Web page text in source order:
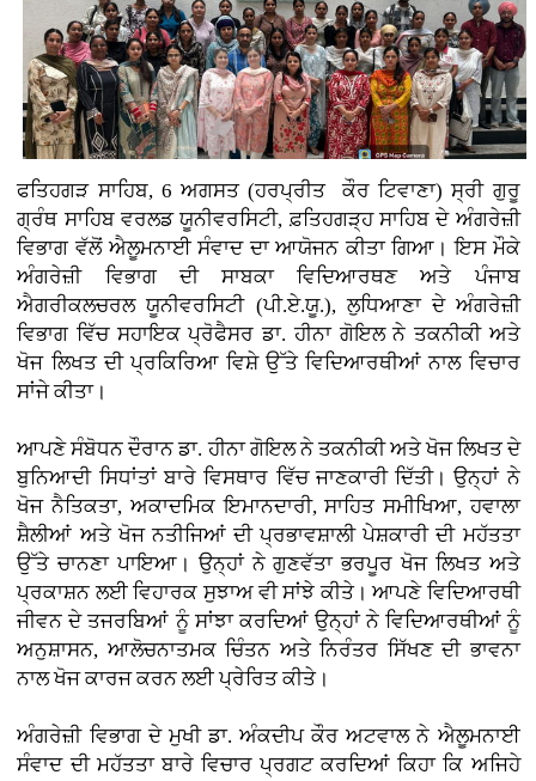
ਫਤਿਹਗੜ ਸਾਹਿਬ, 6 ਅਗਸਤ (ਹਰਪ੍ਰੀਤ ਕੌਰ ਟਿਵਾਣਾ)ਸ੍ਰੀ ਗੁਰੂ
ਗ੍ਰੰਥ ਸਾਹਿਬ ਵਰਲਡ ਯੂਨੀਵਰਸਿਟੀ, ਫ਼ਤਿਹਗੜ੍ਹ ਸਾਹਿਬ ਦੇ ਅੰਗਰੇਜ਼ੀ
ਵਿਭਾਗ ਵੱਲੋਂ ਐਲੂਮਨਾਈ ਸੰਵਾਦ ਦਾ ਆਯੋਜਨ ਕੀਤਾ ਗਿਆ। ਇਸ ਮੌਕੇ
ਅੰਗਰੇਜ਼ੀ ਵਿਭਾਗ ਦੀ ਸਾਬਕਾ ਵਿਦਿਆਰਥਣ ਅਤੇ ਪੰਜਾਬ
ਐਗਰੀਕਲਚਰਲ ਯੂਨੀਵਰਸਿਟੀ (ਪੀ.ਏ.ਯੂ.), ਲੁਧਿਆਣਾ ਦੇ ਅੰਗਰੇਜ਼ੀ
ਵਿਭਾਗ ਵਿੱਚ ਸਹਾਇਕ ਪ੍ਰੋਫੈਸਰ ਡਾ. ਹੀਨਾ ਗੋਇਲ ਨੇ ਤਕਨੀਕੀ ਅਤੇ
ਖੋਜ ਲਿਖਤ ਦੀ ਪ੍ਰਕਿਰਿਆ ਵਿਸ਼ੇ ਉੱਤੇ ਵਿਦਿਆਰਥੀਆਂ ਨਾਲ ਵਿਚਾਰ
ਸਾਂਜੇ ਕੀਤਾ।
ਆਪਣੇ ਸੰਬੋਧਨ ਦੌਰਾਨ ਡਾ. ਹੀਨਾ ਗੋਇਲ ਨੇ ਤਕਨੀਕੀ ਅਤੇ ਖੋਜ ਲਿਖਤ ਦੇ
ਬੁਨਿਆਦੀ ਸਿਧਾਂਤਾਂ ਬਾਰੇ ਵਿਸਥਾਰ ਵਿੱਚ ਜਾਣਕਾਰੀ ਦਿੱਤੀ। ਉਨ੍ਹਾਂ ਨੇ
ਖੋਜ ਨੈਤਿਕਤਾ, ਅਕਾਦਮਿਕ ਇਮਾਨਦਾਰੀ, ਸਾਹਿਤ ਸਮੀਖਿਆ, ਹਵਾਲਾ
ਸ਼ੈਲੀਆਂ ਅਤੇ ਖੋਜ ਨਤੀਜਿਆਂ ਦੀ ਪ੍ਰਭਾਵਸ਼ਾਲੀ ਪੇਸ਼ਕਾਰੀ ਦੀ ਮਹੱਤਤਾ
ਉੱਤੇ ਚਾਨਣਾ ਪਾਇਆ। ਉਨ੍ਹਾਂ ਨੇ ਗੁਣਵੱਤਾ ਭਰਪੂਰ ਖੋਜ ਲਿਖਤ ਅਤੇ
ਪ੍ਰਕਾਸ਼ਨ ਲਈ ਵਿਹਾਰਕ ਸੁਝਾਅ ਵੀ ਸਾਂਝੇ ਕੀਤੇ। ਆਪਣੇ ਵਿਦਿਆਰਥੀ
ਜੀਵਨ ਦੇ ਤਜਰਬਿਆਂ ਨੂੰ ਸਾਂਝਾ ਕਰਦਿਆਂ ਉਨ੍ਹਾਂ ਨੇ ਵਿਦਿਆਰਥੀਆਂ ਨੂੰ
ਅਨੁਸ਼ਾਸਨ, ਆਲੋਚਨਾਤਮਕ ਚਿੰਤਨ ਅਤੇ ਨਿਰੰਤਰ ਸਿੱਖਣ ਦੀ ਭਾਵਨਾ
ਨਾਲ ਖੋਜ ਕਾਰਜ ਕਰਨ ਲਈ ਪ੍ਰੇਰਿਤ ਕੀਤੇ।
ਅੰਗਰੇਜ਼ੀ ਵਿਭਾਗ ਦੇ ਮੁਖੀ ਡਾ. ਅੰਕਦੀਪ ਕੌਰ ਅਟਵਾਲ ਨੇ ਐਲੂਮਨਾਈ
ਸੰਵਾਦ ਦੀ ਮਹੱਤਤਾ ਬਾਰੇ ਵਿਚਾਰ ਪ੍ਰਗਟ ਕਰਦਿਆਂ ਕਿਹਾ ਕਿ ਅਜਿਹੇ